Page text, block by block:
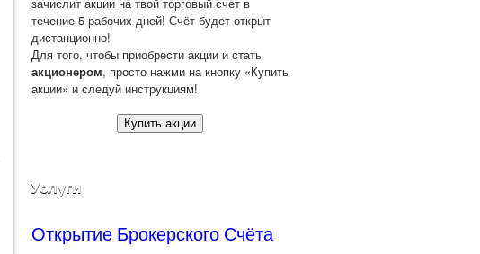
течение 5 рабочих дней! Счёт будет открыт
дистанционно!
Для того, чтобы приобрести акции и стать
акционером, просто нажми на кнопку «Купить
акции» и следуй инструкциям!
Купить акции
Услуги
Открытие Брокерского Счёта